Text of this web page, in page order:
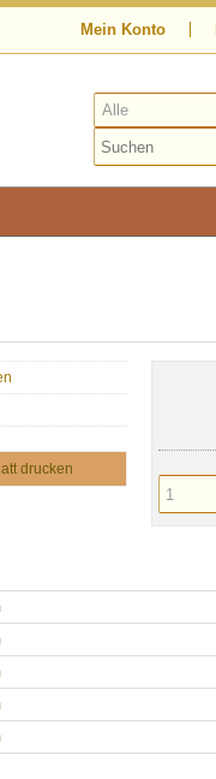
Mein Konto
drucken